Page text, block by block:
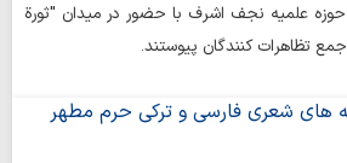
علمیه نجف اشرف با حضور در میدان "ثورة
تظاهرات کنندگان پیوستند.